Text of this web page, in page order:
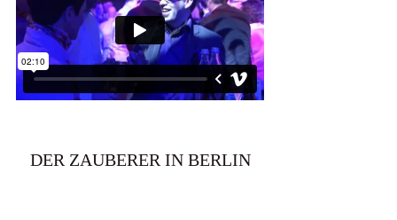
DER ZAUBERER IN BERLIN